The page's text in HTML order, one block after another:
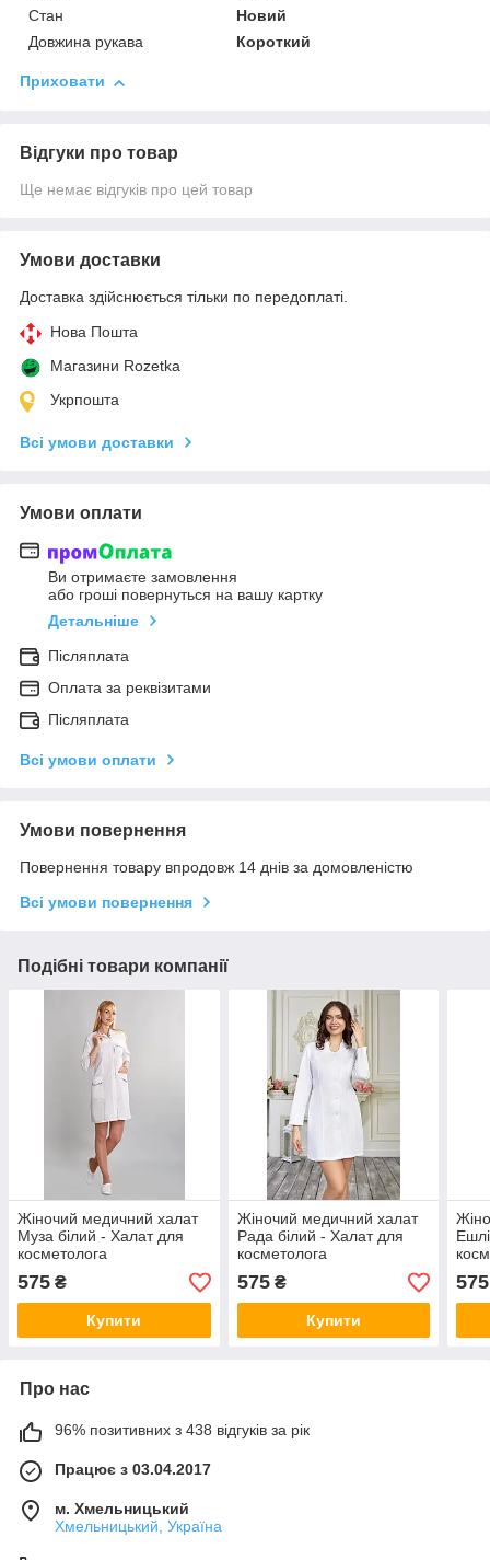
Стан
Новий
Довжина рукава
Короткий
Приховати
Відгуки про товар
Ще немає відгуків про цей товар
Умови доставки
Доставка здійснюється тільки по передоплаті.
Нова Пошта
Магазини Rozetka
Укрпошта
Всі умови доставки
Умови оплати
Ви отримаєте замовлення
або гроші повернуться на вашу картку
Детальніше
Післяплата
Оплата за реквізитами
Післяплата
Всі умови оплати
Умови повернення
Повернення товару впродовж 14 днів за домовленістю
Всі умови повернення
Подібні товари компанії
Жіночий медичний халат
Муза білий - Халат для
косметолога
575 ₴
Купити
Жіночий медичний халат
Рада білий - Халат для
косметолога
575₴
Купити
575
Про нас
96% позитивних з 438 відгуків за рік
Працює з 03.04.2017
м. Хмельницький
Хмельницький, Україна